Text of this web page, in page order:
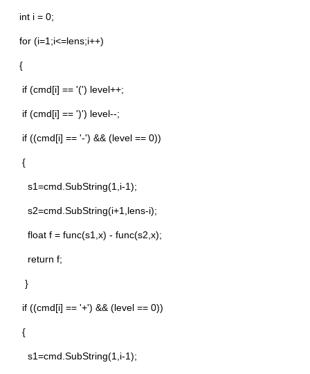
int i = 0;
for (i=1;i<=lens;i++)
{
if (cmd[i] == '(') level++;
if (cmd[i] == ')') level--;
if ((cmd[i] == '-') && (level == 0))
{
s1=cmd.SubString(1,i-1);
s2=cmd.SubString(i+1,lens-i);
float f = func(s1,x) - func(s2,x);
return f;
}
if ((cmd[i] == '+') && (level == 0))
{
s1=cmd.SubString(1,i-1);